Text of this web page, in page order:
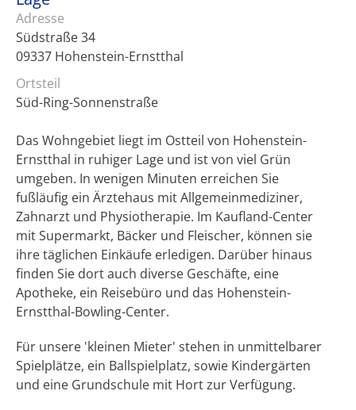
Adresse
Südstraße 34
09337 Hohenstein-Ernstthal
Ortsteil
Süd-Ring-Sonnenstraße
Das Wohngebiet liegt im Ostteil von Hohenstein-
Ernstthal in ruhiger Lage und ist von viel Grün
umgeben. In wenigen Minuten erreichen Sie
fußläufig ein Ärztehaus mit Allgemeinmediziner,
Zahnarzt und Physiotherapie. Im Kaufland-Center
mit Supermarkt, Bäcker und Fleischer, können sie
ihre täglichen Einkäufe erledigen. Darüber hinaus
finden Sie dort auch diverse Geschäfte, eine
Apotheke, ein Reisebüro und das Hohenstein-
Ernstthal-Bowling-Center.
Für unsere 'kleinen Mieter' stehen in unmittelbarer
Spielplätze, ein Ballspielplatz, sowie Kindergärten
und eine Grundschule mit Hort zur Verfügung.